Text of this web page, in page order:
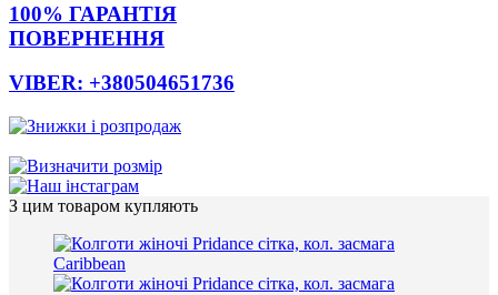
100% ГАРАНТІЯ
ПОВЕРНЕННЯ
VIBER: +380504651736
З цим товаром купляють